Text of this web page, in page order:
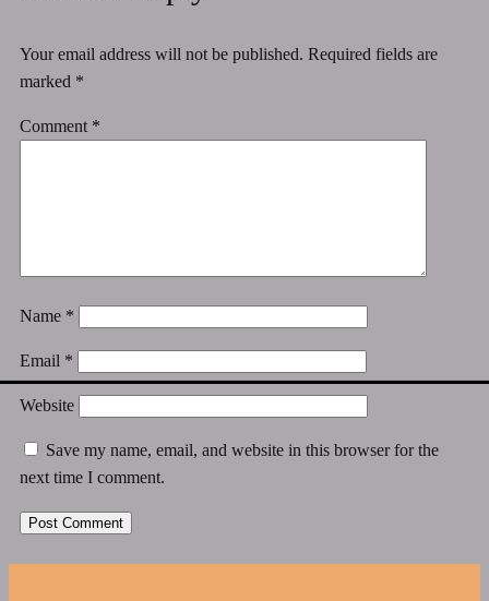
Your email address will not be published. Required fields are
marked *
Comment *
Name *
Email *
Website
Save my name, email, and website in this browser for the
next time I comment.